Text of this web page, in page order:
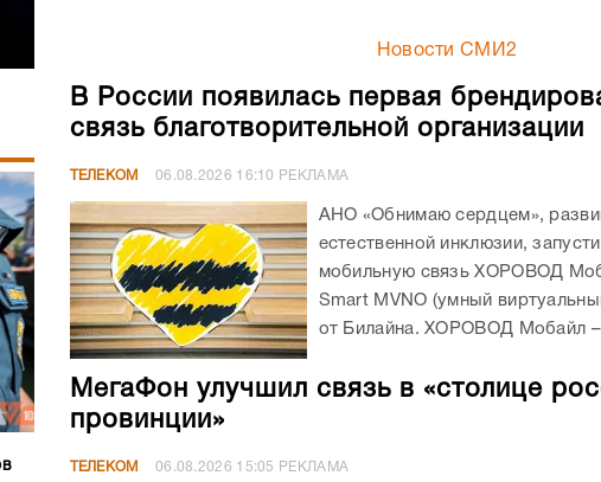
Новости СМИ2
В России появилась первая
связь благотворительной организации
ТЕЛЕКОМ 06.08.2026 16:10 РЕКЛАМА
АНО «Обнимаю сердцем»,
естественной инклюзии,
мобильную связь ХОРОВОД
Smart MVNO (умный
от Билайна. ХОРОВОД Мобайл –
МегаФон улучшил связь в «столице
провинции»
ТЕЛЕКОМ 06.08.2026 15:05 РЕКЛАМА